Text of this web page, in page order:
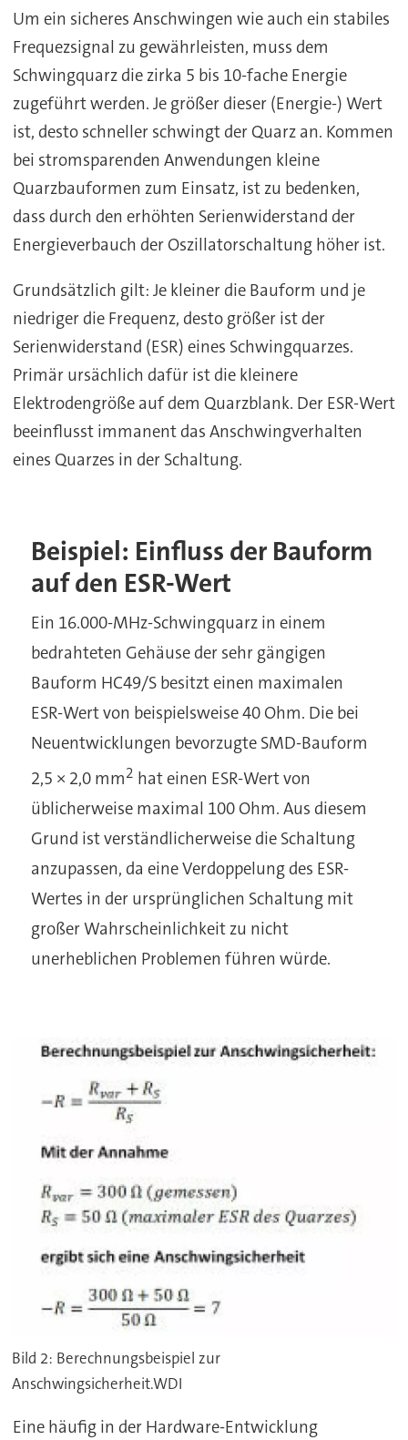
Um ein sicheres Anschwingen wie auch ein stabiles
Frequezsignal zu gewährleisten, muss dem
Schwingquarz die zirka 5 bis 10-fache Energie
zugeführt werden. Je größer dieser (Energie-) Wert
ist, desto schneller schwingt der Quarz an. Kommen
bei stromsparenden Anwendungen kleine
Quarzbauformen zum Einsatz, ist zu bedenken,
dass durch den erhöhten Serienwiderstand der
Energieverbauch der Oszillatorschaltung höher ist.
Grundsätzlich gilt: Je kleiner die Bauform und je
niedriger die Frequenz, desto größer ist der
Serienwiderstand (ESR) eines Schwingquarzes.
Primär ursächlich dafür ist die kleinere
Elektrodengröße auf dem Quarzblank. Der ESR-Wert
beeinflusst immanent das Anschwingverhalten
eines Quarzes in der Schaltung.
Beispiel: Einfluss der Bauform
auf den ESR-Wert
Ein 16.000-MHz-Schwingquarz in einem
bedrahteten Gehäuse der sehr gängigen
Bauform HC49/S besitzt einen maximalen
ESR-Wert von beispielsweise 40 Ohm. Die bei
Neuentwicklungen bevorzugte SMD-Bauform
2,5 × 2,0 mm2 hat einen ESR-Wert von
üblicherweise maximal 100 Ohm. Aus diesem
Grund ist verständlicherweise die Schaltung
anzupassen, da eine Verdoppelung des ESR-
Wertes in der ursprünglichen Schaltung mit
großer Wahrscheinlichkeit zu nicht
unerheblichen Problemen führen würde.
Bild 2: Berechnungsbeispiel zur
Anschwingsicherheit.WDI
Eine häufig in der Hardware-Entwicklung